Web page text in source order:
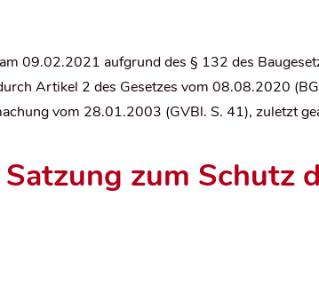
09.02.2021 aufgrund des § 132 des
Artikel 2 des Gesetzes vom 08.08.2020
vom 28.01.2003 (GVBl. S. 41), zuletzt
zum Schutz